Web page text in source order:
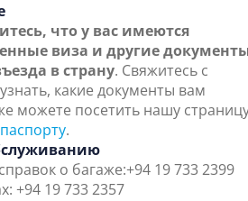
что у вас имеются
виза и другие
в страну. Свяжитесь с
какие документы вам
можете посетить нашу
.
о багаже:+94 19 733 2399
+94 19 733 2357